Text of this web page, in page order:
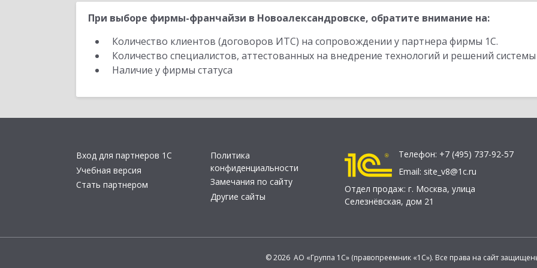
При выборе фирмы-франчайзи в Новоалександровске, обратите внимание на:
Количество клиентов (договоров ИТС) на сопровождении у партнера фирмы 1С.
Количество специалистов, аттестованных на внедрение технологий и решений
Наличие у фирмы статуса
Вход для партнеров 1С
Учебная версия
Стать партнером
Политика
конфиденциальности
Замечания по сайту
Другие сайты
Телефон: +7 (495) 737-92-57
Email: site_v8@1c.ru
Отдел продаж: г. Москва, улица
Селезнёвская, дом 21
© 2026 АО «Группа 1С» (правопреемник «1С»). Все права на сайт